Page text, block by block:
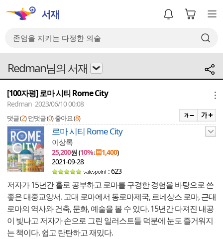
Redman님의 서재
[100자평] 로마 시티 Rome City
Redman 2023/06/10 00:08
댓글 (2) 먼댓글 (0) 좋아요 (8)
로마 시티 Rome City
이상록
25,200원 (10%↓ 1,400)
2021-09-28
: 623
저자가 15년간 홀로 공부하고 로마를 구경한 경험을 바탕으로 쓴
좋은 대중교양서. 고대 로마에서 동로마제국, 르네상스 로마, 근대
로마의 역사와 건축, 문화, 예술을 볼 수 있다. 15년간 다져진 내공
이 빛나고 저자가 손으로 그린 일러스트들 덕분에 눈도 즐거워지
는 책이다. 쉽고 탄탄하고 재밌다.